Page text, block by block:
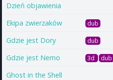
Dzień objawienia
Ekipa zwierzaków dub
Gdzie jest Dory dub
Gdzie jest Nemo 3d dub
Ghost in the Shell